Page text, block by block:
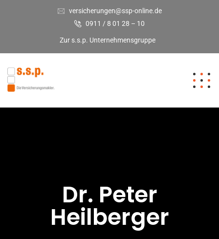
versicherungen@ssp-online.de
0911 / 8 01 28 – 10
Zur s.s.p. Unternehmensgruppe
Dr. Peter
Heilberger